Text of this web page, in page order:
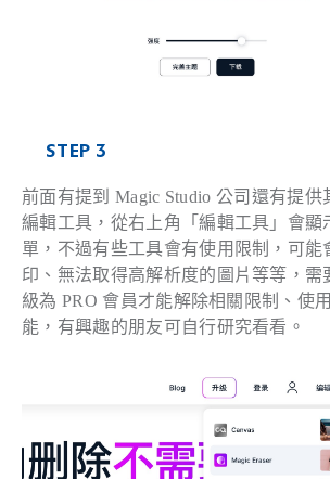
STEP 3
前面有提到 Magic Studio 公司還有提供
編輯工具，從右上角「編輯工具」會顯
單，不過有些工具會有使用限制，可能
印、無法取得高解析度的圖片等等，需
級為 PRO 會員才能解除相關限制、使
能，有興趣的朋友可自行研究看看。